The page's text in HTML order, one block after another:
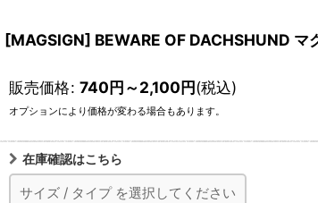
[MAGSIGN] BEWARE OF DACHSHUND マ
販売価格: 740円～2,100円(税込)
オプションにより価格が変わる場合もあります。
在庫確認はこちら
サイズ / タイプ を選択してください